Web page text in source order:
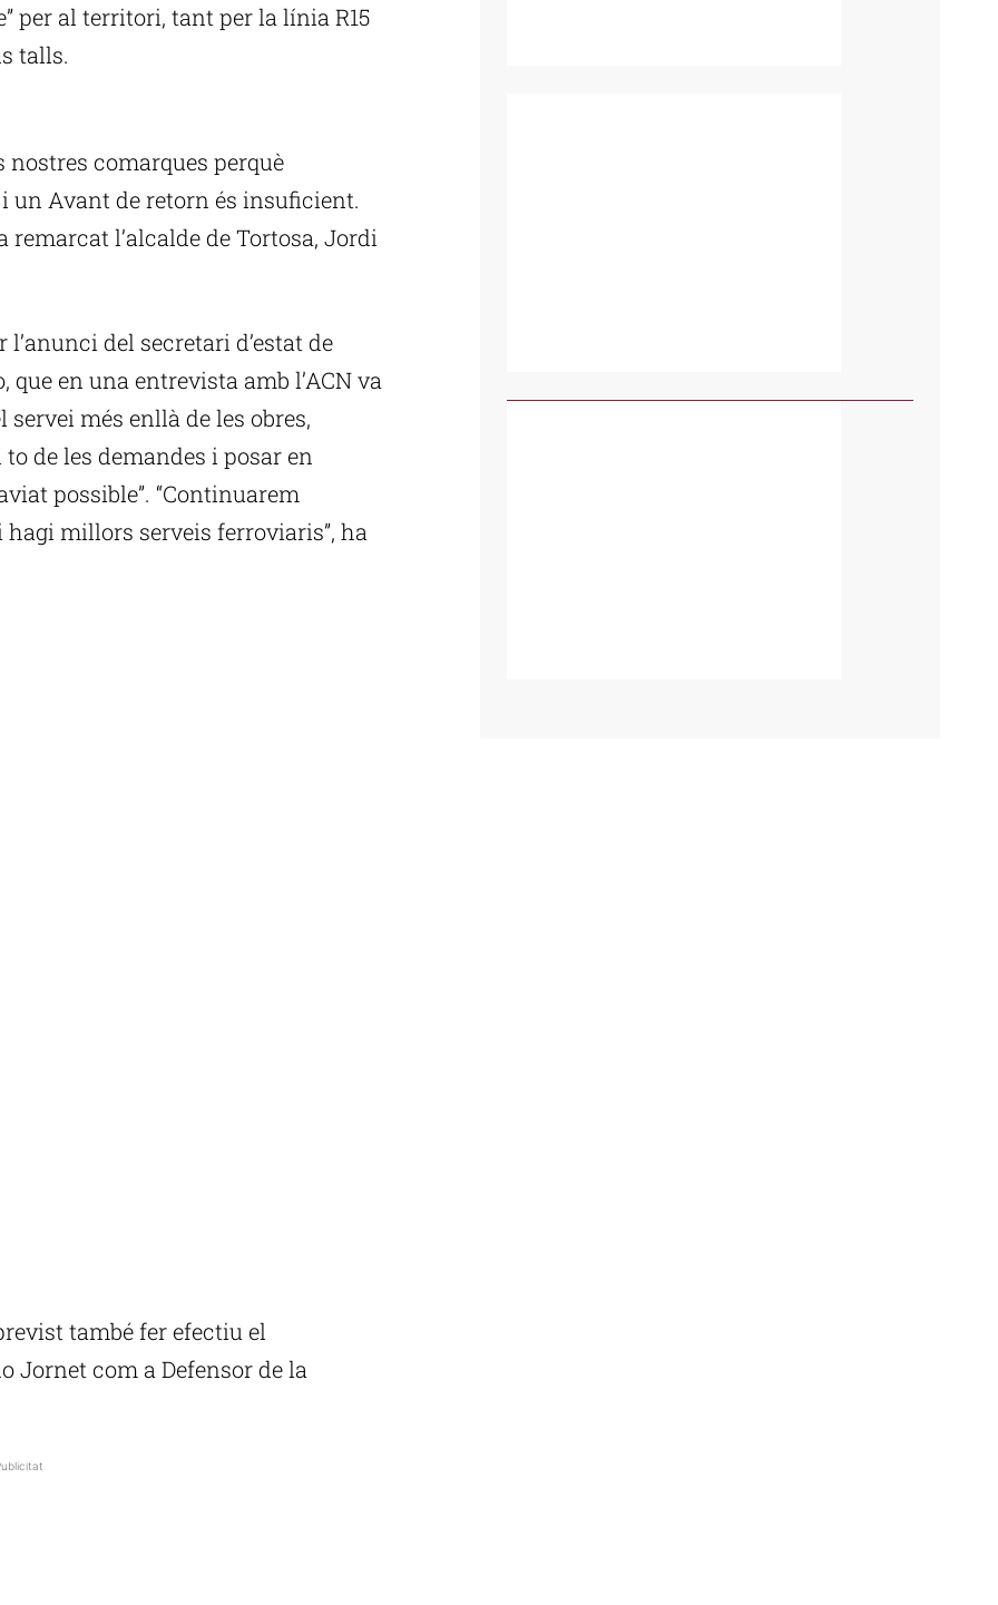
per al territori, tant per la línia R15
talls.
nostres comarques perquè
un Avant de retorn és insuficient.
l’alcalde de Tortosa, Jordi
del secretari d’estat de
en una entrevista amb l’ACN va
més enllà de les obres,
de les demandes i posar en
possible”. “Continuarem
millors serveis ferroviaris”, ha
també fer efectiu el
Jornet com a Defensor de la